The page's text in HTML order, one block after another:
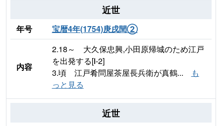
近世
年号 宝暦4年(1754)庚戌閏②
内容
2.18～ 大久保忠興,小田原帰城のため江戸
を出発する[Ⅰ-2]
3.頃 江戸肴問屋茶屋長兵衛が真鶴...
も
っと見る
近世